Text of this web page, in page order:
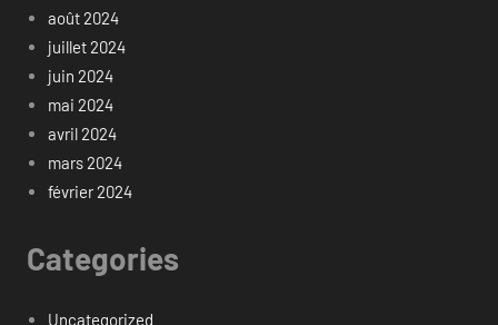
août 2024
juillet 2024
juin 2024
mai 2024
avril 2024
mars 2024
février 2024
Categories
Uncategorized